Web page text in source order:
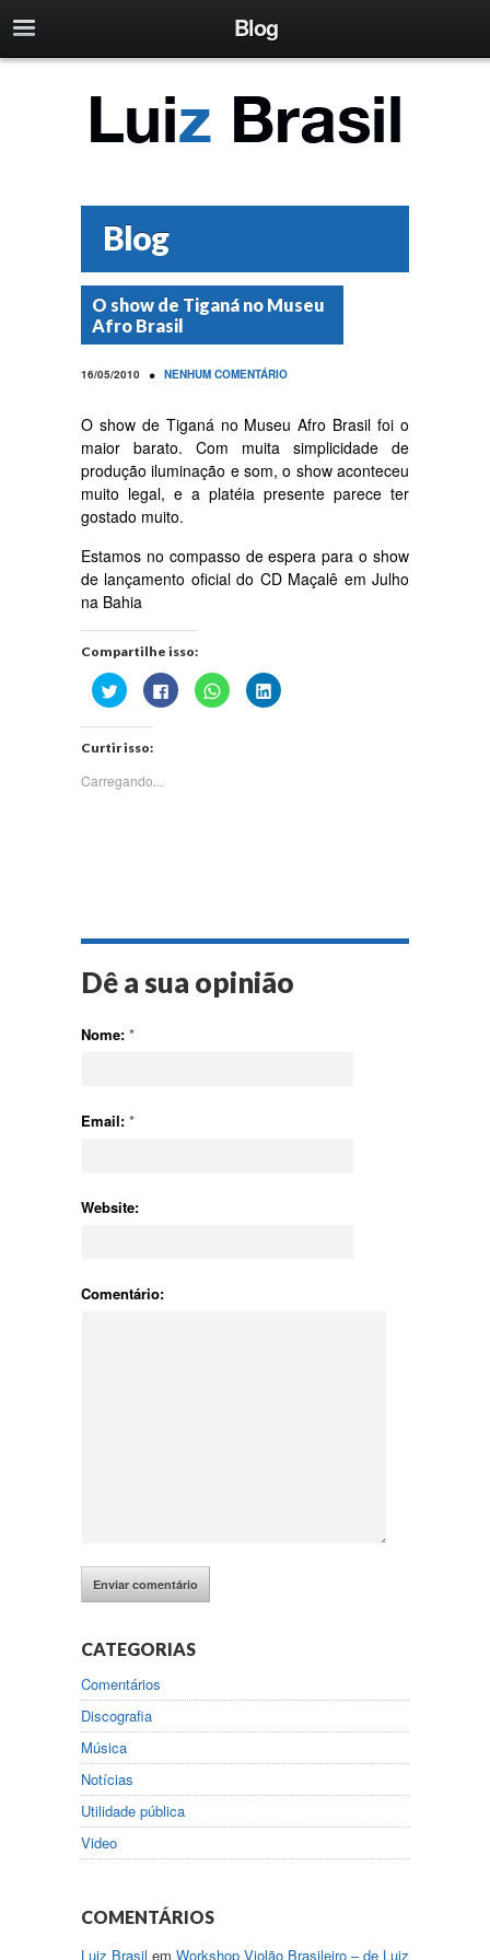
Blog
Blog
O show de Tiganá no Museu
Afro Brasil
16/05/2010 • NENHUM COMENTÁRIO
O show de Tiganá no Museu Afro Brasil foi o
maior barato. Com muita simplicidade de
produção iluminação e som, o show aconteceu
muito legal, e a platéia presente parece ter
gostado muito.
Estamos no compasso de espera para o show
de lançamento oficial do CD Maçalê em Julho
na Bahia
Compartilhe isso:
Clique
para
compartilhar
no
Twitter(abre
em
janela)
Clique
para
compartilhar
Clique
para
compartilhar
Clique
para
Curtir isso:
Carregando...
Dê a sua opinião
Nome: *
Email: *
Website:
Comentário:
CATEGORIAS
Comentários
Discografia
Música
Notícias
Utilidade pública
Video
COMENTÁRIOS
Luiz Brasil em Workshop Violão Brasileiro – de Luiz